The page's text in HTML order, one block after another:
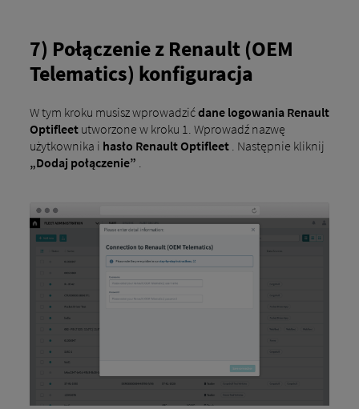
7) Połączenie z Renault (OEM
Telematics) konfiguracja
W tym kroku musisz wprowadzićdane logowania Renault
Optifleetutworzone w kroku 1. Wprowadź nazwę
użytkownika i hasło Renault Optifleet. Następnie kliknij
„Dodaj połączenie”